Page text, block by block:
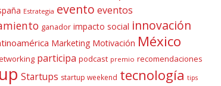
Estrategia evento eventos
ganador impacto social innovación
Marketing Motivación México
participa podcast premio recomendaciones
Startups startup weekend tecnología tips